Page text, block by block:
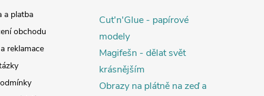
a platba
obchodu
reklamace
Cut'n'Glue - papírové
modely
Magifešn - dělat svět
krásnějším
Obrazy na plátně na zeď a